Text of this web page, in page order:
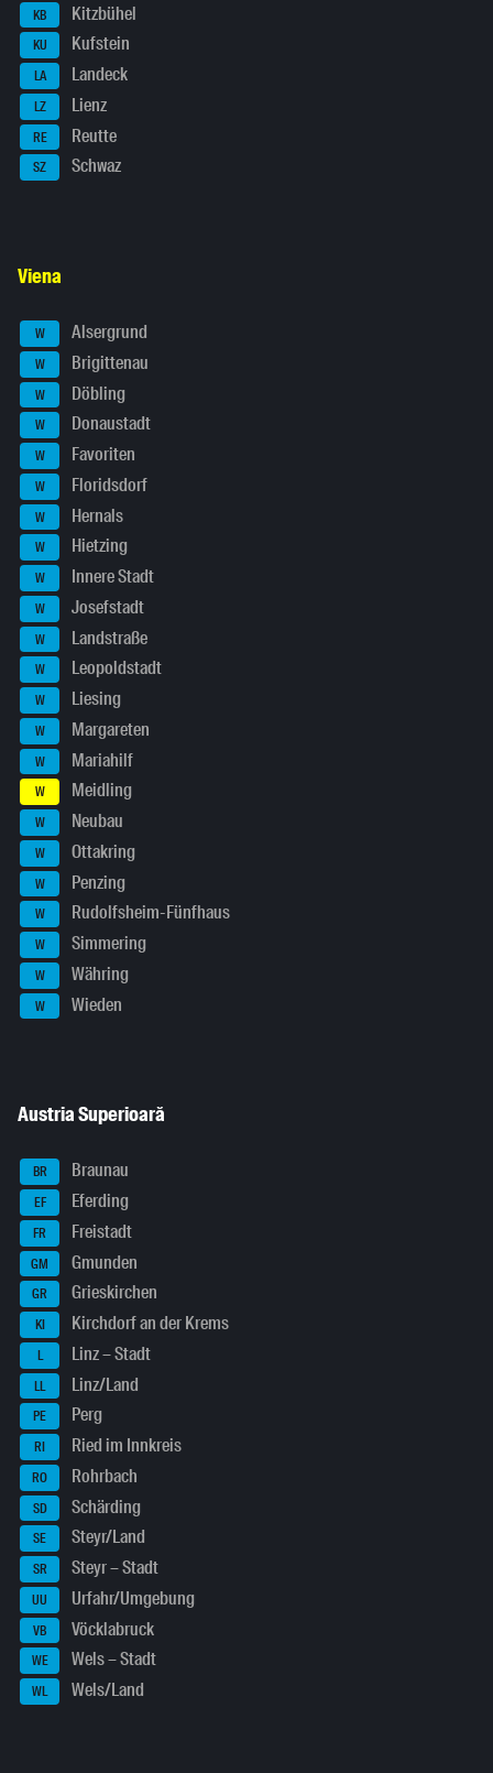
KB Kitzbühel
KU Kufstein
LA Landeck
LZ Lienz
RE Reutte
SZ Schwaz
Viena
W Alsergrund
W Brigittenau
W Döbling
W Donaustadt
W Favoriten
W Floridsdorf
W Hernals
W Hietzing
W Innere Stadt
W Josefstadt
W Landstraße
W Leopoldstadt
W Liesing
W Margareten
W Mariahilf
W Meidling
W Neubau
W Ottakring
W Penzing
W Rudolfsheim-Fünfhaus
W Simmering
W Währing
W Wieden
Austria Superioară
BR Braunau
EF Eferding
FR Freistadt
GM Gmunden
GR Grieskirchen
KI Kirchdorf an der Krems
L Linz – Stadt
LL Linz/Land
PE Perg
RI Ried im Innkreis
RO Rohrbach
SD Schärding
SE Steyr/Land
SR Steyr – Stadt
UU Urfahr/Umgebung
VB Vöcklabruck
WE Wels – Stadt
WL Wels/Land